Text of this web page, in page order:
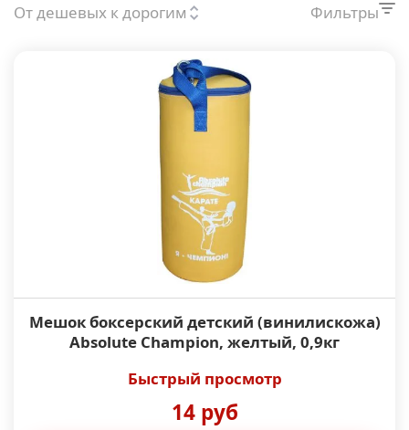
От дешевых к дорогим Фильтры
Мешок боксерский детский (винилискожа)
Absolute Champion, желтый, 0,9кг
Быстрый просмотр
14 руб